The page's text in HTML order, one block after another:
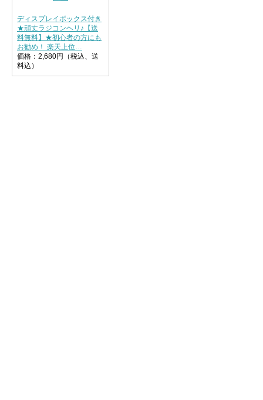
ディスプレイボックス付き
★頑丈ラジコンヘリ♪【送
料無料】★初心者の方にも
お勧め！ 楽天上位…
価格：2,680円（税込、送
料込）